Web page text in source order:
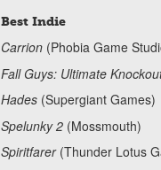
Best Indie
Carrion(Phobia Game
Fall Guys: Ultimate
Hades(Supergiant Games)
Spelunky 2(Mossmouth)
Spiritfarer(Thunder Lotus